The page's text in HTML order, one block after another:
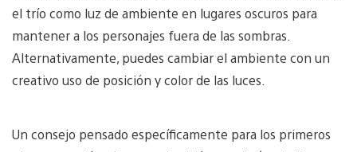
el trío como luz de ambiente en lugares oscuros para
mantener a los personajes fuera de las sombras.
Alternativamente, puedes cambiar el ambiente con un
creativo uso de posición y color de las luces.
Un consejo pensado específicamente para los primeros